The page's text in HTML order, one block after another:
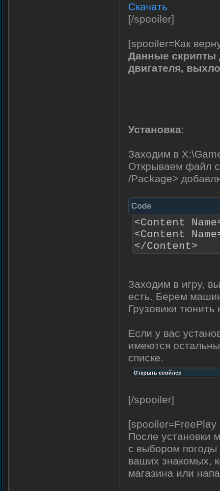
Скачать
[/spooiler]
[spooiler=Как
Данные скрипты
двигателя,
Установка:
Заходим в
Открываем файл
/Package>
Code
<Content
<Content
</Content>
Заходим в игру,
есть. Берем
Грузовики тюнить
Если у вас
имеются
списке.
[/spooiler]
После установки
с выбором погоды
ваших знакомых,
магазина или